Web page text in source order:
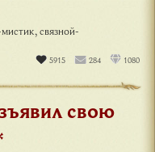
связной-
5915 284 1080
свою